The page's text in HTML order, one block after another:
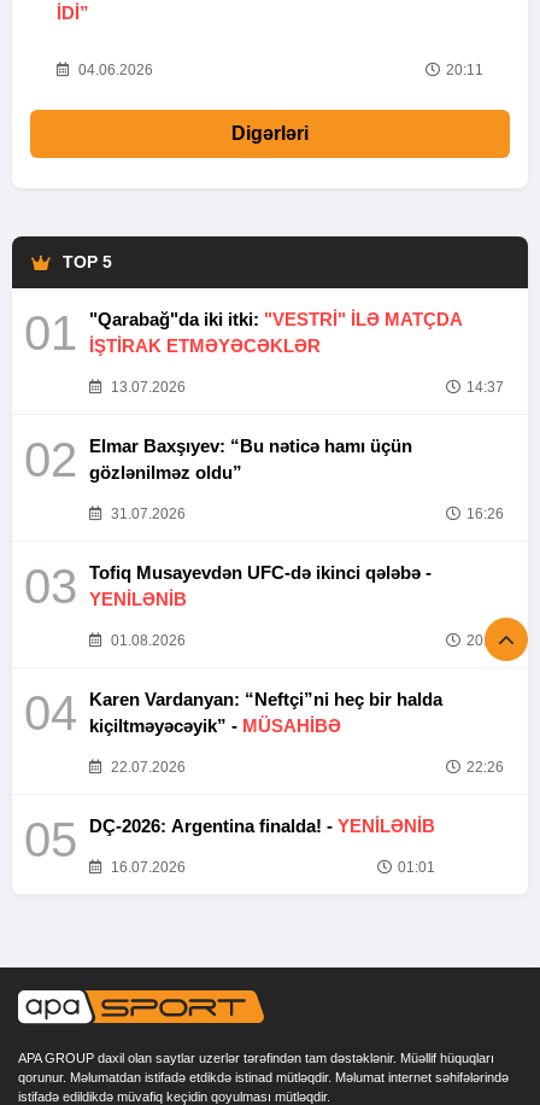
IDI”
04.06.2026 20:11
Digərləri
TOP 5
01 "Qarabağ"da iki itki: "VESTRİ" İLƏ MATÇDA
İŞTİRAK ETMƏYƏCƏKLƏR
13.07.2026 14:37
02
Elmar Baxşıyev: “Bu nəticə hamı üçün
gözlənilməz oldu”
31.07.2026 16:26
03
Tofiq Musayevdən UFC-də ikinci qələbə -
YENİLƏNİB
01.08.2026 20:52
04
Karen Vardanyan: “Neftçi”ni heç bir halda
kiçiltməyəcəyik” - MÜSAHİBƏ
22.07.2026 22:26
05 DÇ-2026: Argentina finalda! - YENİLƏNİB
16.07.2026 01:01
APA GROUP daxil olan saytlar uzerlər tərəfindən tam dəstəklənir. Müəllif hüquqları
qorunur. Məlumatdan istifadə etdikdə istinad mütləqdir. Məlumat internet səhifələrində
istifadə edildikdə müvafiq keçidin qoyulması mütləqdir.